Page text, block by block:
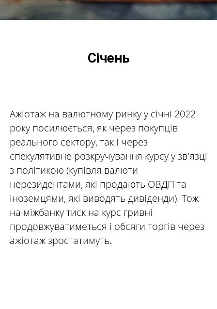
Січень
Ажіотаж на валютному ринку у січні 2022
року посилюється, як через покупців
реального сектору, так і через
спекулятивне розкручування курсу у зв'язці
з політикою (купівля валюти
нерезидентами, які продають ОВДП та
іноземцями, які виводять дивіденди). Тож
на міжбанку тиск на курс гривні
продовжуватиметься і обсяги торгів через
ажіотаж зростатимуть.